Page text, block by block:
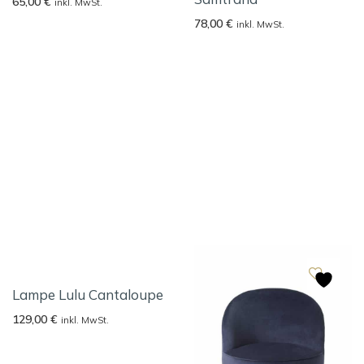
inkl. MwSt.
78,00 € inkl. MwSt.
Lampe Lulu Cantaloupe
129,00 € inkl. MwSt.